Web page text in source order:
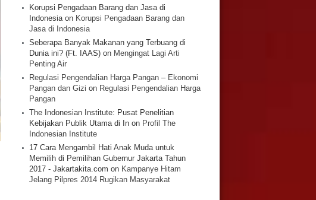
Korupsi Pengadaan Barang dan Jasa di
Indonesiaon Korupsi Pengadaan Barang dan
Jasa di Indonesia
Seberapa Banyak Makanan yang Terbuang di
Dunia ini? (Ft. IAAS)on Mengingat Lagi Arti
Penting Air
Regulasi Pengendalian Harga Pangan – Ekonomi
Pangan dan Gizi on Regulasi Pengendalian Harga
Pangan
The Indonesian Institute: Pusat Penelitian
Kebijakan Publik Utama di Inon Profil The
Indonesian Institute
17 Cara Mengambil Hati Anak Muda untuk
Memilih di Pemilihan Gubernur Jakarta Tahun
2017 - Jakartakita.com on Kampanye Hitam
Jelang Pilpres 2014 Rugikan Masyarakat